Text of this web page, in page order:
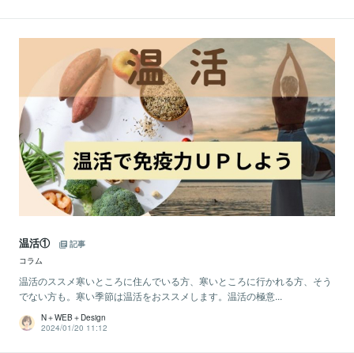
温活①
記事
コラム
温活のススメ寒いところに住んでいる方、寒いところに行かれる方、そう
でない方も。寒い季節は温活をおススメします。温活の極意...
N＋WEB＋Design
2024/01/20 11:12